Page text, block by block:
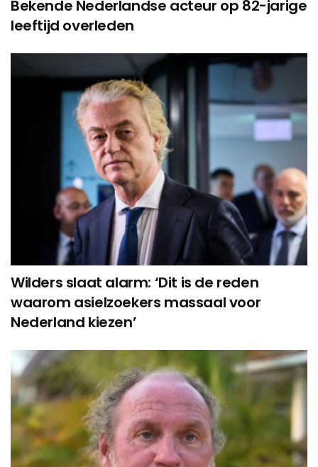
Bekende Nederlandse acteur op 82-jarige
leeftijd overleden
Wilders slaat alarm: ‘Dit is de reden
waarom asielzoekers massaal voor
Nederland kiezen’